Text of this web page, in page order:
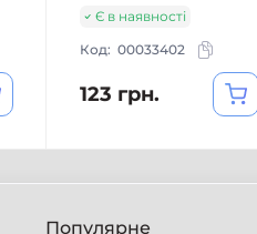
Є в наявності
Код: 00033402
123 грн.
Популярне